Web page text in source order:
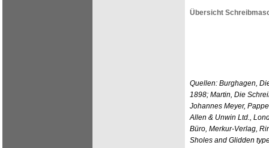
Übersicht
Quellen: Burghagen,
1898; Martin, Die
Johannes Meyer,
Allen & Unwin Ltd.,
Büro, Merkur-Verlag,
Sholes and Glidden